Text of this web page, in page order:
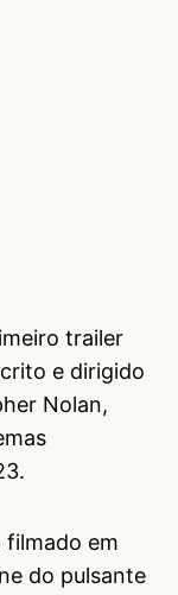
trailer
e dirigido
Nolan,
em
do pulsante